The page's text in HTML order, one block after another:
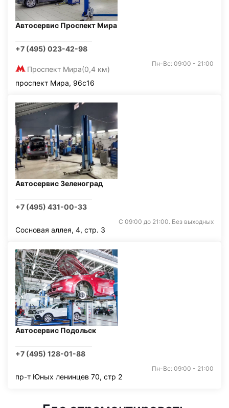
Автосервис Проспект Мира
+7 (495) 023-42-98
Проспект Мира(0,4 км)
Пн-Вс: 09:00 - 21:00
проспект Мира, 96с16
Автосервис Зеленоград
+7 (495) 431-00-33
С 09:00 до 21:00. Без выходных
Сосновая аллея, 4, стр. 3
Автосервис Подольск
+7 (495) 128-01-88
Пн-Вс: 09:00 - 21:00
пр-т Юных ленинцев 70, стр 2